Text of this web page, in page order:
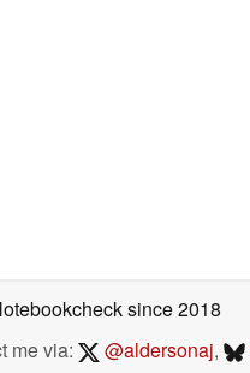
since 2018
me via:
@aldersonaj,